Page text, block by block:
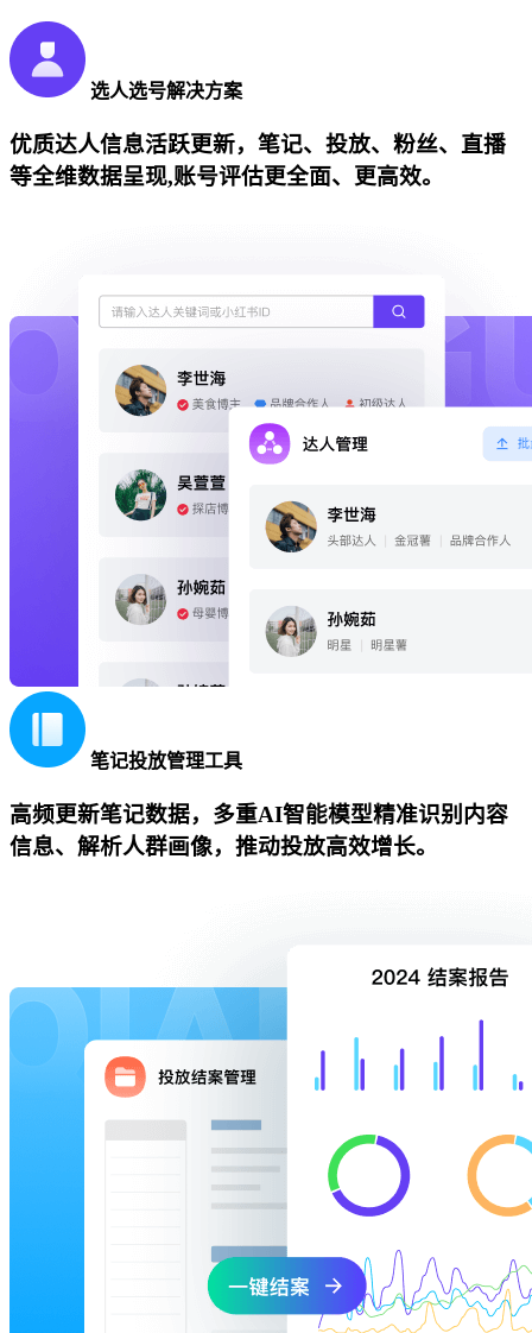
选人选号解决方案
优质达人信息活跃更新，笔记、投放、粉丝、直播
等全维数据呈现,账号评估更全面、更高效。
笔记投放管理工具
高频更新笔记数据，多重AI智能模型精准识别内容
信息、解析人群画像，推动投放高效增长。